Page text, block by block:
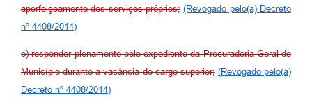
aperfeiçoamento dos serviços próprios; (Revogado pelo(a) Decreto
nº 4408/2014)
e) responder plenamente pelo expediente da Procuradoria Geral do
Município durante a vacância do cargo superior; (Revogado pelo(a)
Decreto nº 4408/2014)